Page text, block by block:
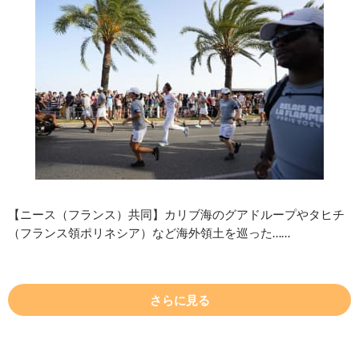
【ニース（フランス）共同】カリブ海のグアドループやタヒチ
（フランス領ポリネシア）など海外領土を巡った……
さらに見る